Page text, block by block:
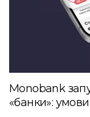
Monobank
«банки»: умови